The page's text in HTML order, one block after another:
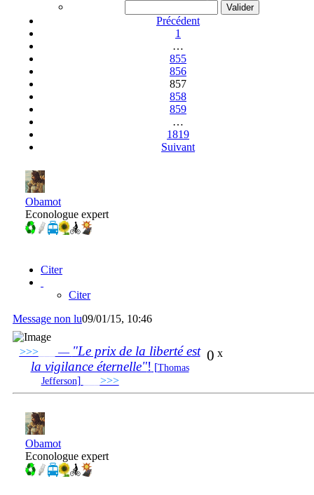
Précédent
1
…
855
856
857
858
859
…
1819
Suivant
Obamot
Econologue expert
Citer
Citer
Message non lu09/01/15, 10:46
0 x
>>>___ — "Le prix de la liberté est
la vigilance éternelle"! [Thomas
Jefferson] >>>______________________________
Obamot
Econologue expert